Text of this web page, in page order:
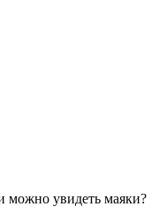
можно увидеть маяки?